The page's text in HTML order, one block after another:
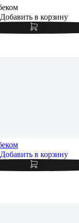
Добавить в корзину
5G 12/256Gb
Добавить в корзину